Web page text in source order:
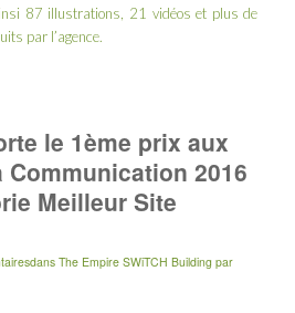
87 illustrations, 21 vidéos et plus de
par l’agence.
le 1ème prix aux
Communication 2016
Meilleur Site
dans The Empire SWiTCH Building par